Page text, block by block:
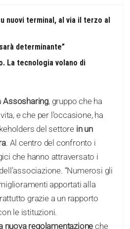
nuovi terminal, al via il terzo al
determinante”
La tecnologia volano di
Assosharing, gruppo che ha
e che per l’occasione, ha
del settore in un
. Al centro del confronto i
che hanno attraversato i
“Numerosi gli
apportati alla
grazie a un rapporto
le istituzioni.
nuova regolamentazione che